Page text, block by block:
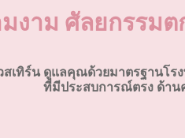
งาม ศัลยกรรมต
สเทิร์น ดูแลคุณด้วยมาตรฐาน
ที่มีประสบการณ์ตรง ด้าน